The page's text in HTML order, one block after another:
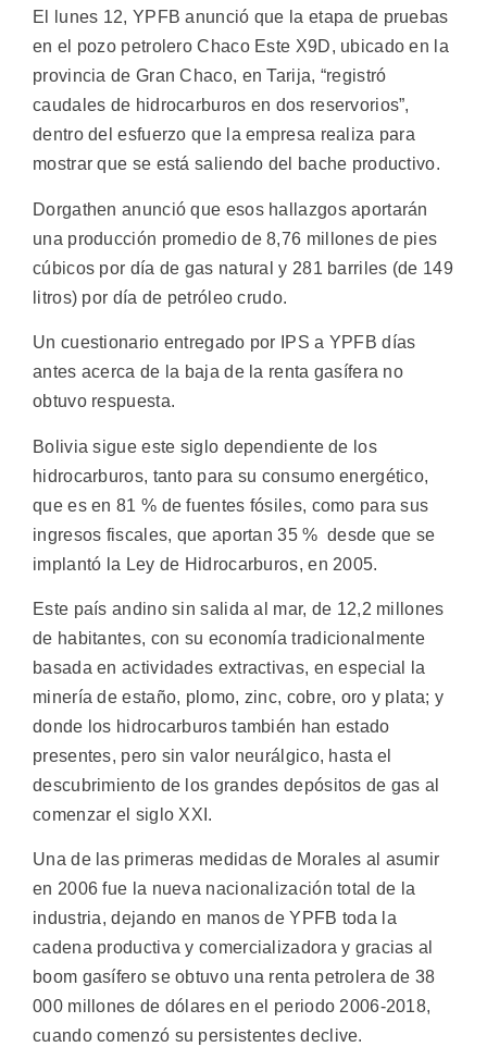
El lunes 12, YPFB anunció que la etapa de pruebas
en el pozo petrolero Chaco Este X9D, ubicado en la
provincia de Gran Chaco, en Tarija, “registró
caudales de hidrocarburos en dos reservorios”,
dentro del esfuerzo que la empresa realiza para
mostrar que se está saliendo del bache productivo.
Dorgathen anunció que esos hallazgos aportarán
una producción promedio de 8,76 millones de pies
cúbicos por día de gas natural y 281 barriles (de 149
litros) por día de petróleo crudo.
Un cuestionario entregado por IPS a YPFB días
antes acerca de la baja de la renta gasífera no
obtuvo respuesta.
Bolivia sigue este siglo dependiente de los
hidrocarburos, tanto para su consumo energético,
que es en 81 % de fuentes fósiles, como para sus
ingresos fiscales, que aportan 35 % desde que se
implantó la Ley de Hidrocarburos, en 2005.
Este país andino sin salida al mar, de 12,2 millones
de habitantes, con su economía tradicionalmente
basada en actividades extractivas, en especial la
minería de estaño, plomo, zinc, cobre, oro y plata; y
donde los hidrocarburos también han estado
presentes, pero sin valor neurálgico, hasta el
descubrimiento de los grandes depósitos de gas al
comenzar el siglo XXI.
Una de las primeras medidas de Morales al asumir
en 2006 fue la nueva nacionalización total de la
industria, dejando en manos de YPFB toda la
cadena productiva y comercializadora y gracias al
boom gasífero se obtuvo una renta petrolera de 38
000 millones de dólares en el periodo 2006-2018,
cuando comenzó su persistentes declive.